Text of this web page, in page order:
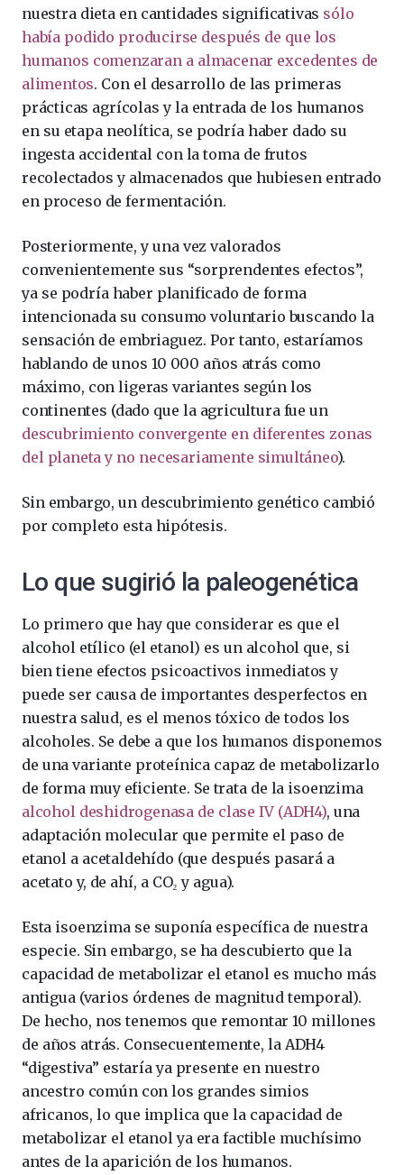
nuestra dieta en cantidades significativas sólo
había podido producirse después de que los
humanos comenzaran a almacenar excedentes de
alimentos. Con el desarrollo de las primeras
prácticas agrícolas y la entrada de los humanos
en su etapa neolítica, se podría haber dado su
ingesta accidental con la toma de frutos
recolectados y almacenados que hubiesen entrado
en proceso de fermentación.
Posteriormente, y una vez valorados
convenientemente sus “sorprendentes efectos”,
ya se podría haber planificado de forma
intencionada su consumo voluntario buscando la
sensación de embriaguez. Por tanto, estaríamos
hablando de unos 10 000 años atrás como
máximo, con ligeras variantes según los
continentes (dado que la agricultura fue un
descubrimiento convergente en diferentes zonas
del planeta y no necesariamente simultáneo).
Sin embargo, un descubrimiento genético cambió
por completo esta hipótesis.
Lo que sugirió la paleogenética
Lo primero que hay que considerar es que el
alcohol etílico (el etanol) es un alcohol que, si
bien tiene efectos psicoactivos inmediatos y
puede ser causa de importantes desperfectos en
nuestra salud, es el menos tóxico de todos los
alcoholes. Se debe a que los humanos disponemos
de una variante proteínica capaz de metabolizarlo
de forma muy eficiente. Se trata de la isoenzima
alcohol deshidrogenasa de clase IV (ADH4), una
adaptación molecular que permite el paso de
etanol a acetaldehído (que después pasará a
acetato y, de ahí, a CO₂ y agua).
Esta isoenzima se suponía específica de nuestra
especie. Sin embargo, se ha descubierto que la
capacidad de metabolizar el etanol es mucho más
antigua (varios órdenes de magnitud temporal).
De hecho, nos tenemos que remontar 10 millones
de años atrás. Consecuentemente, la ADH4
“digestiva” estaría ya presente en nuestro
ancestro común con los grandes simios
africanos, lo que implica que la capacidad de
metabolizar el etanol ya era factible muchísimo
antes de la aparición de los humanos.